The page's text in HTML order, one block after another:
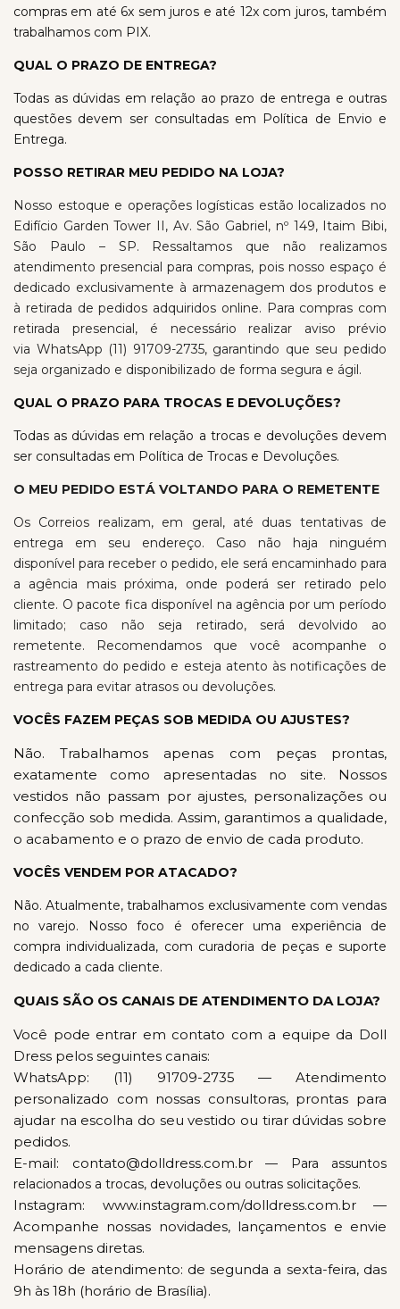
compras em até 6x sem juros e até 12x com juros, também
trabalhamos com PIX.
QUAL O PRAZO DE ENTREGA?
Todas as dúvidas em relação ao prazo de entrega e outras
questões devem ser consultadas em Política de Envio e
Entrega.
POSSO RETIRAR MEU PEDIDO NA LOJA?
Nosso estoque e operações logísticas estão localizados no
Edifício Garden Tower II, Av. São Gabriel, nº 149, Itaim Bibi,
São Paulo – SP. Ressaltamos que não realizamos
atendimento presencial para compras, pois nosso espaço é
dedicado exclusivamente à armazenagem dos produtos e
à retirada de pedidos adquiridos online. Para compras com
retirada presencial, é necessário realizar aviso prévio
via WhatsApp (11) 91709-2735, garantindo que seu pedido
seja organizado e disponibilizado de forma segura e ágil.
QUAL O PRAZO PARA TROCAS E DEVOLUÇÕES?
Todas as dúvidas em relação a trocas e devoluções devem
ser consultadas em Política de Trocas e Devoluções.
O MEU PEDIDO ESTÁ VOLTANDO PARA O REMETENTE
Os Correios realizam, em geral, até duas tentativas de
entrega em seu endereço. Caso não haja ninguém
disponível para receber o pedido, ele será encaminhado para
a agência mais próxima, onde poderá ser retirado pelo
cliente. O pacote fica disponível na agência por um período
limitado; caso não seja retirado, será devolvido ao
remetente. Recomendamos que você acompanhe o
rastreamento do pedido e esteja atento às notificações de
entrega para evitar atrasos ou devoluções.
VOCÊS FAZEM PEÇAS SOB MEDIDA OU AJUSTES?
Não. Trabalhamos apenas com peças prontas,
exatamente como apresentadas no site. Nossos
vestidos não passam por ajustes, personalizações ou
confecção sob medida. Assim, garantimos a qualidade,
o acabamento e o prazo de envio de cada produto.
VOCÊS VENDEM POR ATACADO?
Não. Atualmente, trabalhamos exclusivamente com vendas
no varejo. Nosso foco é oferecer uma experiência de
compra individualizada, com curadoria de peças e suporte
dedicado a cada cliente.
QUAIS SÃO OS CANAIS DE ATENDIMENTO DA LOJA?
Você pode entrar em contato com a equipe da Doll
Dress pelos seguintes canais:
WhatsApp: (11) 91709-2735 — Atendimento
personalizado com nossas consultoras, prontas para
ajudar na escolha do seu vestido ou tirar dúvidas sobre
pedidos.
E-mail: contato@dolldress.com.br
— Para assuntos
relacionados a trocas, devoluções ou outras solicitações.
Instagram: www.instagram.com/dolldress.com.br —
Acompanhe nossas novidades, lançamentos e envie
mensagens diretas.
Horário de atendimento: de segunda a sexta-feira, das
9h às 18h (horário de Brasília).